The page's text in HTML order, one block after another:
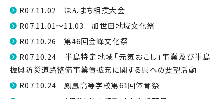
R07.11.02 ほんまち相撲大会
R07.11.01～11.03 加世田地域文化祭
R07.10.26 第46回金峰文化祭
R07.10.24 半島特定地域「元気おこし」事業及び半島
振興防災道路整備事業債拡充に関する県への要望活動
R07.10.24 鳳凰高等学校第61回体育祭